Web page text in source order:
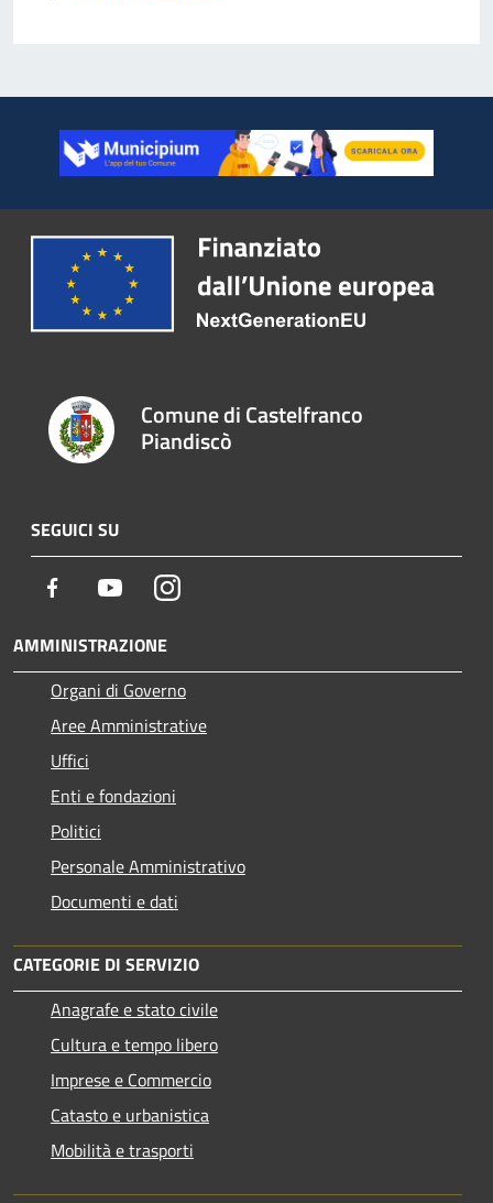
Comune di Castelfranco
Piandiscò
SEGUICI SU
Facebook YoutubeInstagram
AMMINISTRAZIONE
Organi di Governo
Aree Amministrative
Uffici
Enti e fondazioni
Politici
Personale Amministrativo
Documenti e dati
CATEGORIE DI SERVIZIO
Anagrafe e stato civile
Cultura e tempo libero
Imprese e Commercio
Catasto e urbanistica
Mobilità e trasporti